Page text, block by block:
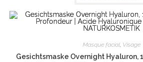
Masque facial Visage
Gesichtsmaske Overnight Hyaluron,